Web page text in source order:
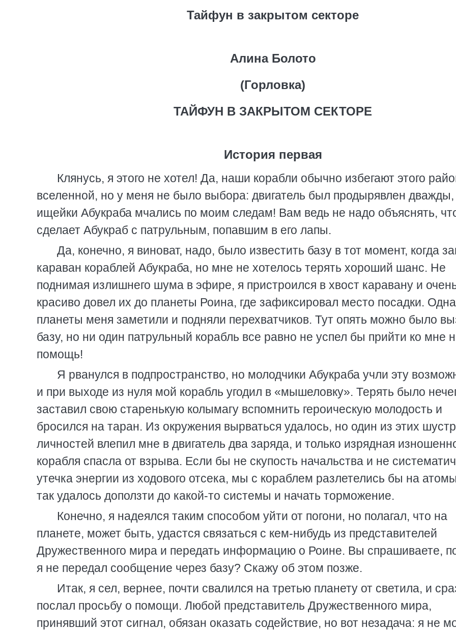
Тайфун в закрытом секторе
Алина Болото
(Горловка)
ТАЙФУН В ЗАКРЫТОМ СЕКТОРЕ
История первая
Клянусь, я этого не хотел! Да, наши корабли обычно избегают этого
вселенной, но у меня не было выбора: двигатель был продырявлен
ищейки Абукраба мчались по моим следам! Вам ведь не надо объяснять,
сделает Абукраб с патрульным, попавшим в его лапы.
Да, конечно, я виноват, надо, было известить базу в тот момент, когда
караван кораблей Абукраба, но мне не хотелось терять хороший шанс. Не
поднимая излишнего шума в эфире, я пристроился в хвост каравану и
красиво довел их до планеты Роина, где зафиксировал место посадки.
планеты меня заметили и подняли перехватчиков. Тут опять можно было
базу, но ни один патрульный корабль все равно не успел бы прийти ко мне
помощь!
Я рванулся в подпространство, но молодчики Абукраба учли эту
и при выходе из нуля мой корабль угодил в «мышеловку». Терять было
заставил свою старенькую колымагу вспомнить героическую молодость и
бросился на таран. Из окружения вырваться удалось, но один из этих
личностей влепил мне в двигатель два заряда, и только изрядная
корабля спасла от взрыва. Если бы не скупость начальства и не
утечка энергии из ходового отсека, мы с кораблем разлетелись бы на
так удалось доползти до какой-то системы и начать торможение.
Конечно, я надеялся таким способом уйти от погони, но полагал, что на
планете, может быть, удастся связаться с кем-нибудь из представителей
Дружественного мира и передать информацию о Роине. Вы спрашиваете,
я не передал сообщение через базу? Скажу об этом позже.
Итак, я сел, вернее, почти свалился на третью планету от светила, и
послал просьбу о помощи. Любой представитель Дружественного мира,
принявший этот сигнал, обязан оказать содействие, но вот незадача: я не